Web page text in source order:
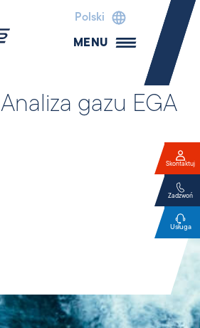
Polski
MENU
Analiza gazu EGA
Skontaktuj
Zadzwoń
Usługa